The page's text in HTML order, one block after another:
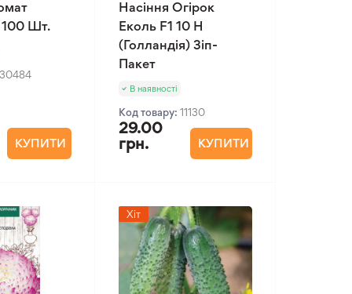
100 Шт.
30484
КУПИТИ
Насіння Огірок
Еколь F1 10 Н
(Голландія) Зіп-
Пакет
В наявності
Код товару: 11130
29.00
грн.
КУПИТИ
Хіт